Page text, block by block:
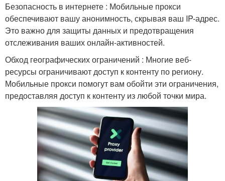
Безопасность в интернете : Мобильные прокси
обеспечивают вашу анонимность, скрывая ваш IP-адрес.
Это важно для защиты данных и предотвращения
отслеживания ваших онлайн-активностей.
Обход географических ограничений : Многие веб-
ресурсы ограничивают доступ к контенту по региону.
Мобильные прокси помогут вам обойти эти ограничения,
предоставляя доступ к контенту из любой точки мира.